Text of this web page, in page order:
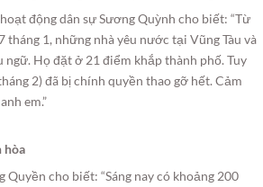
động dân sự Sương Quỳnh cho biết: “Từ
tháng 1, những nhà yêu nước tại Vũng Tàu và
ngữ. Họ đặt ở 21 điểm khắp thành phố. Tuy
2) đã bị chính quyền thao gỡ hết. Cảm
em.”
hòa
Quyền cho biết: “Sáng nay có khoảng 200